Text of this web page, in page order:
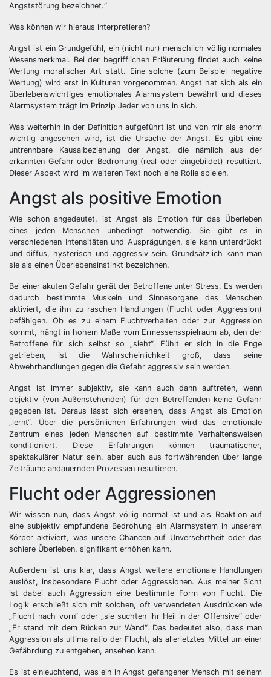
Angststörung bezeichnet.“
Was können wir hieraus interpretieren?
Angst ist ein Grundgefühl, ein (nicht nur) menschlich völlig normales
Wesensmerkmal. Bei der begrifflichen Erläuterung findet auch keine
Wertung moralischer Art statt. Eine solche (zum Beispiel negative
Wertung) wird erst in Kulturen vorgenommen. Angst hat sich als ein
überlebenswichtiges emotionales Alarmsystem bewährt und dieses
Alarmsystem trägt im Prinzip Jeder von uns in sich.
Was weiterhin in der Definition aufgeführt ist und von mir als enorm
wichtig angesehen wird, ist die Ursache der Angst. Es gibt eine
untrennbare Kausalbeziehung der Angst, die nämlich aus der
erkannten Gefahr oder Bedrohung (real oder eingebildet) resultiert.
Dieser Aspekt wird im weiteren Text noch eine Rolle spielen.
Angst als positive Emotion
Wie schon angedeutet, ist Angst als Emotion für das Überleben
eines jeden Menschen unbedingt notwendig. Sie gibt es in
verschiedenen Intensitäten und Ausprägungen, sie kann unterdrückt
und diffus, hysterisch und aggressiv sein. Grundsätzlich kann man
sie als einen Überlebensinstinkt bezeichnen.
Bei einer akuten Gefahr gerät der Betroffene unter Stress. Es werden
dadurch bestimmte Muskeln und Sinnesorgane des Menschen
aktiviert, die ihn zu raschen Handlungen (Flucht oder Aggression)
befähigen. Ob es zu einem Fluchtverhalten oder zur Aggression
kommt, hängt in hohem Maße vom Ermessensspielraum ab, den der
Betroffene für sich selbst so „sieht“. Fühlt er sich in die Enge
getrieben, ist die Wahrscheinlichkeit groß, dass seine
Abwehrhandlungen gegen die Gefahr aggressiv sein werden.
Angst ist immer subjektiv, sie kann auch dann auftreten, wenn
objektiv (von Außenstehenden) für den Betreffenden keine Gefahr
gegeben ist. Daraus lässt sich ersehen, dass Angst als Emotion
„lernt“. Über die persönlichen Erfahrungen wird das emotionale
Zentrum eines jeden Menschen auf bestimmte Verhaltensweisen
konditioniert. Diese Erfahrungen können traumatischer,
spektakulärer Natur sein, aber auch aus fortwährenden über lange
Zeiträume andauernden Prozessen resultieren.
Flucht oder Aggressionen
Wir wissen nun, dass Angst völlig normal ist und als Reaktion auf
eine subjektiv empfundene Bedrohung ein Alarmsystem in unserem
Körper aktiviert, was unsere Chancen auf Unversehrtheit oder das
schiere Überleben, signifikant erhöhen kann.
Außerdem ist uns klar, dass Angst weitere emotionale Handlungen
auslöst, insbesondere Flucht oder Aggressionen. Aus meiner Sicht
ist dabei auch Aggression eine bestimmte Form von Flucht. Die
Logik erschließt sich mit solchen, oft verwendeten Ausdrücken wie
„Flucht nach vorn“ oder „sie suchten ihr Heil in der Offensive“ oder
„Er stand mit dem Rücken zur Wand“. Das bedeutet also, dass man
Aggression als ultima ratio der Flucht, als allerletztes Mittel um einer
Gefährdung zu entgehen, ansehen kann.
Es ist einleuchtend, was ein in Angst gefangener Mensch mit seinem